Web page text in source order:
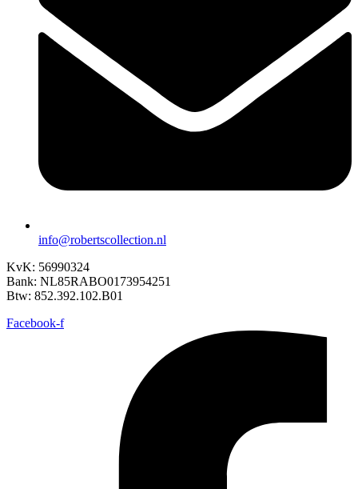
info@robertscollection.nl
KvK: 56990324
Bank: NL85RABO0173954251
Btw: 852.392.102.B01
Facebook-f